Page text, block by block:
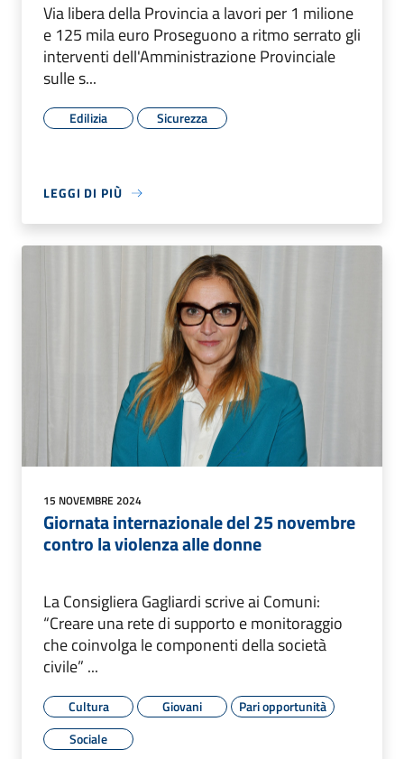
Via libera della Provincia a lavori per 1 milione
e 125 mila euro Proseguono a ritmo serrato gli
interventi dell'Amministrazione Provinciale
sulle s...
Edilizia Sicurezza
LEGGI DI PIÙ
15 NOVEMBRE 2024
Giornata internazionale del 25 novembre
contro la violenza alle donne
La Consigliera Gagliardi scrive ai Comuni:
“Creare una rete di supporto e monitoraggio
che coinvolga le componenti della società
civile” ...
Cultura Giovani
Pari opportunità
Sociale